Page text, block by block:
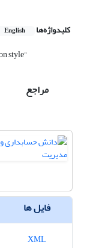
کلیدواژه‌ها English
style"
مراجع
فایل ها